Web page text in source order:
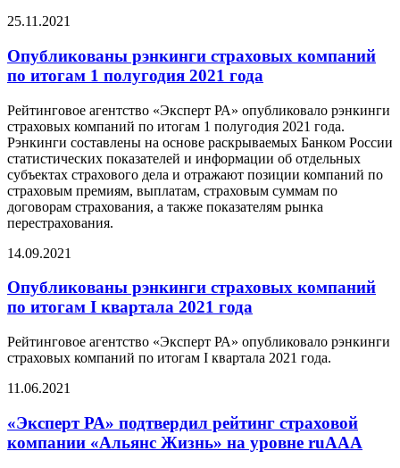
25.11.2021
Опубликованы рэнкинги страховых компаний
по итогам 1 полугодия 2021 года
Рейтинговое агентство «Эксперт РА» опубликовало рэнкинги
страховых компаний по итогам 1 полугодия 2021 года.
Рэнкинги составлены на основе раскрываемых Банком России
статистических показателей и информации об отдельных
субъектах страхового дела и отражают позиции компаний по
страховым премиям, выплатам, страховым суммам по
договорам страхования, а также показателям рынка
перестрахования.
14.09.2021
Опубликованы рэнкинги страховых компаний
по итогам I квартала 2021 года
Рейтинговое агентство «Эксперт РА» опубликовало рэнкинги
страховых компаний по итогам I квартала 2021 года.
11.06.2021
«Эксперт РА» подтвердил рейтинг страховой
компании «Альянс Жизнь» на уровне ruAAА